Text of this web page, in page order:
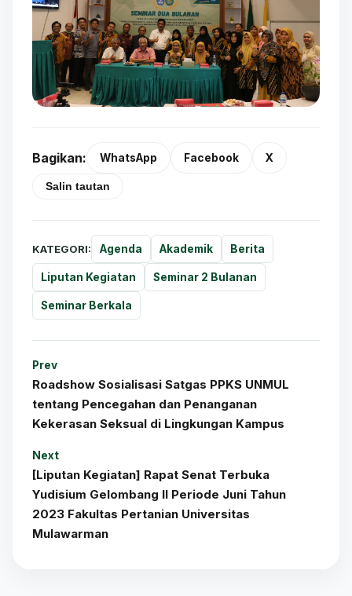
Bagikan: WhatsApp Facebook X
Salin tautan
KATEGORI: Agenda Akademik Berita
Liputan Kegiatan Seminar 2 Bulanan
Seminar Berkala
Prev
Roadshow Sosialisasi Satgas PPKS UNMUL
tentang Pencegahan dan Penanganan
Kekerasan Seksual di Lingkungan Kampus
Next
[Liputan Kegiatan] Rapat Senat Terbuka
Yudisium Gelombang II Periode Juni Tahun
2023 Fakultas Pertanian Universitas
Mulawarman